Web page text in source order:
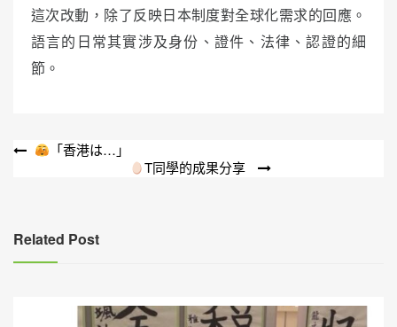
這次改動，除了反映日本制度對全球化需求的回應。
語言的日常其實涉及身份、證件、法律、認證的細
節。
文
覽
「香港は…」
T同學的成果分享
Related Post